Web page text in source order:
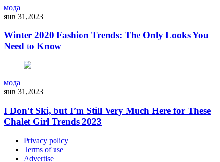
мода
янв 31,2023
Winter 2020 Fashion Trends: The Only Looks You
Need to Know
мода
янв 31,2023
I Don’t Ski, but I’m Still Very Much Here for These
Chalet Girl Trends 2023
Privacy policy
Terms of use
Advertise